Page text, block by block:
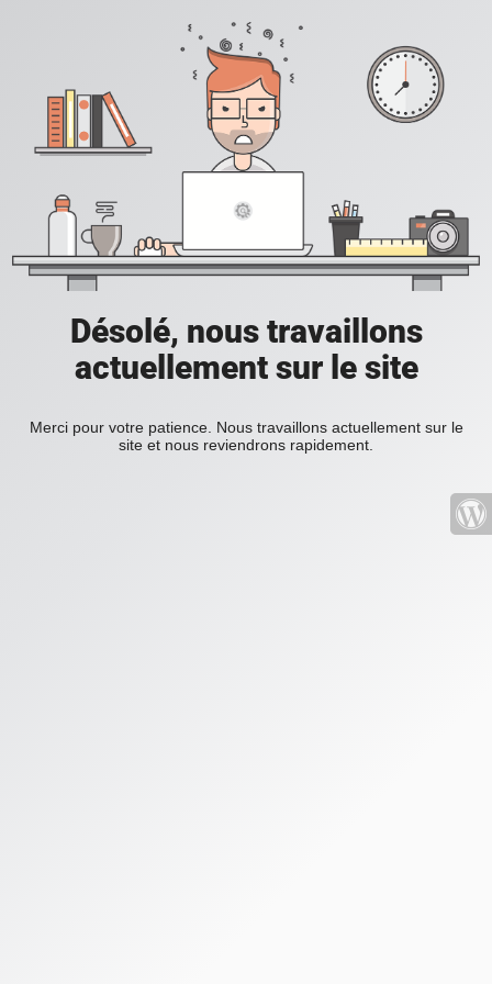
Désolé, nous travaillons
actuellement sur le site
Merci pour votre patience. Nous travaillons actuellement sur le
site et nous reviendrons rapidement.